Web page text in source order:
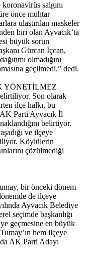
salgını
önce muhtar
ulaştırılan maskeler
biri olan Ayvacık’ta
büyük sorun
Gürcan İçcan,
olmadığını
geçilmedi.” dedi.
YÖNETİLMEZ
Son olarak
ilçe halkı, bu
Parti Ayvacık İl
belirtiyor.
ve ilçeye
Köylülerin
çözülmediği
bir önceki dönem
de ilçeye
Ayvacık Belediye
seçimde başkanlığı
geçmesine en büyük
hem ilçeye
AK Parti Adayı